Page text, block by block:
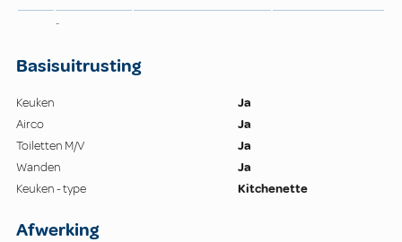
-
Basisuitrusting
Keuken
Ja
Airco
Ja
Toiletten M/V
Ja
Wanden
Ja
Keuken - type
Kitchenette
Afwerking